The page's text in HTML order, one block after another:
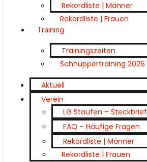
Rekordliste | Männer
Rekordliste | Frauen
Training
Trainingszeiten
Schnuppertraining 2026
Aktuell
Verein
LG Staufen – Steckbrief
FAQ – Häufige Fragen
Rekordliste | Männer
Rekordliste | Frauen